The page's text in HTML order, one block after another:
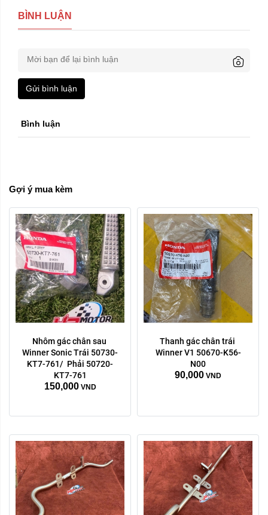
BÌNH LUẬN
Gửi bình luận
Bình luận
Gợi ý mua kèm
Trái phải:
phải
trái
Nhôm gác chân sau
Winner Sonic Trái 50730-
KT7-761/  Phải 50720-
KT7-761
150,000 VND
Thanh gác chân trái
Winner V1 50670-K56-
N00
90,000 VND